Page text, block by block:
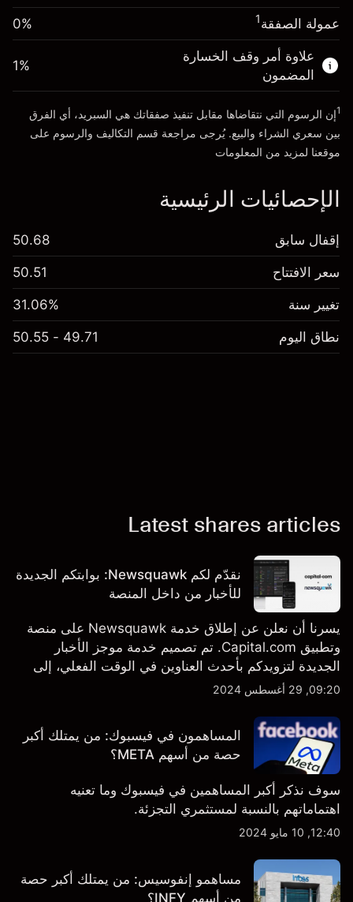
الذهاب إلى المنصة
المال من الرافعة المالية ~$19,000.00
الذهاب إلى المنصة
عمولة الصفقة1
0%
علاوة أمر وقف الخسارة
المضمون
1%
1إن الرسوم التي نتقاضاها مقابل تنفيذ صفقاتك هي السبريد، أي الفرق
بين سعري الشراء والبيع. يُرجى مراجعة قسم التكاليف والرسوم على
موقعنا لمزيد من المعلومات
الإحصائيات الرئيسية
إقفال سابق 50.68
سعر الافتتاح 50.51
تغيير سنة 31.06%
نطاق اليوم 49.71 - 50.55
Latest shares articles
نقدّم لكم Newsquawk: بوابتكم الجديدة
للأخبار من داخل المنصة
يسرنا أن نعلن عن إطلاق خدمة Newsquawk على منصة
وتطبيق Capital.com. تم تصميم خدمة موجز الأخبار
الجديدة لتزويدكم بأحدث العناوين في الوقت الفعلي، إلى
جانب قصص إخبارية مخصصة وتقارير تحليلية متعمقة - وكل
بالضبط.
09:20, 29 أغسطس 2024
المساهمون في فيسبوك: من يمتلك أكبر
حصة من أسهم META؟
سوف نذكر أكبر المساهمين في فيسبوك وما تعنيه
اهتماماتهم بالنسبة لمستثمري التجزئة.
12:40, 10 مايو 2024
مساهمو إنفوسيس: من يمتلك أكبر حصة
من أسهم INFY؟